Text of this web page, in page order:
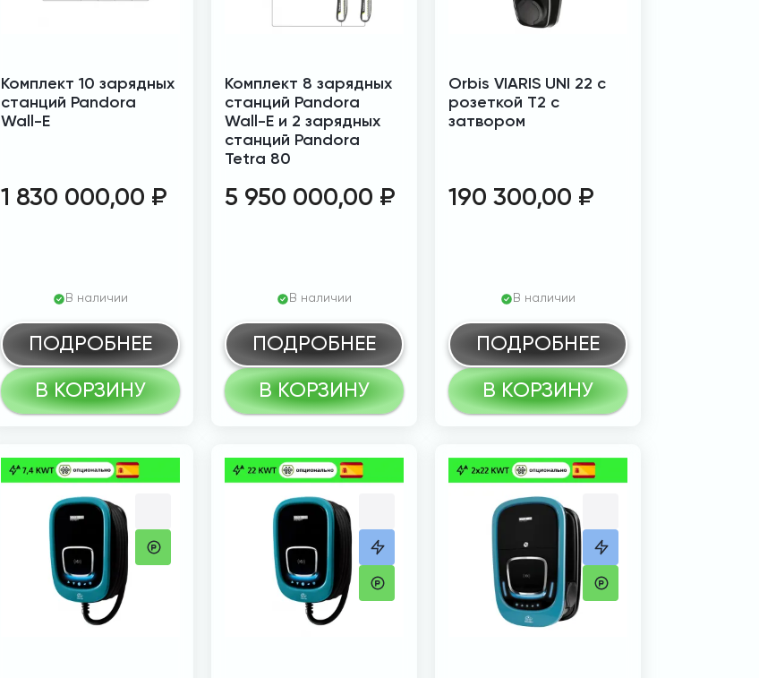
Комплект 10 зарядных
станций Pandora
Wall-E
1 830 000,00 ₽
В наличии
ПОДРОБНЕЕ
В КОРЗИНУ
Комплект 8 зарядных
станций Pandora
Wall-E и 2 зарядных
станций Pandora
Tetra 80
5 950 000,00 ₽
В наличии
ПОДРОБНЕЕ
В КОРЗИНУ
Orbis VIARIS UNI 22 с
розеткой T2 с
затвором
190 300,00 ₽
В наличии
ПОДРОБНЕЕ
В КОРЗИНУ